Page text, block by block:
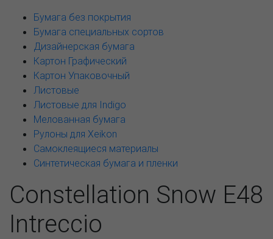
Бумага без покрытия
Бумага специальных сортов
Дизайнерская бумага
Картон Графический
Картон Упаковочный
Листовые
Листовые для Indigo
Мелованная бумага
Рулоны для Xeikon
Самоклеящиеся материалы
Синтетическая бумага и пленки
Constellation Snow E48
Intreccio